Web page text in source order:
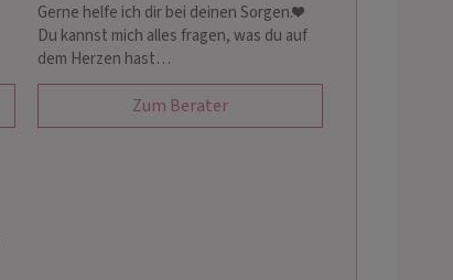
Gerne helfe ich dir bei deinen Sorgen.❤️
Du kannst mich alles fragen, was du auf
dem Herzen hast…
Zum Berater